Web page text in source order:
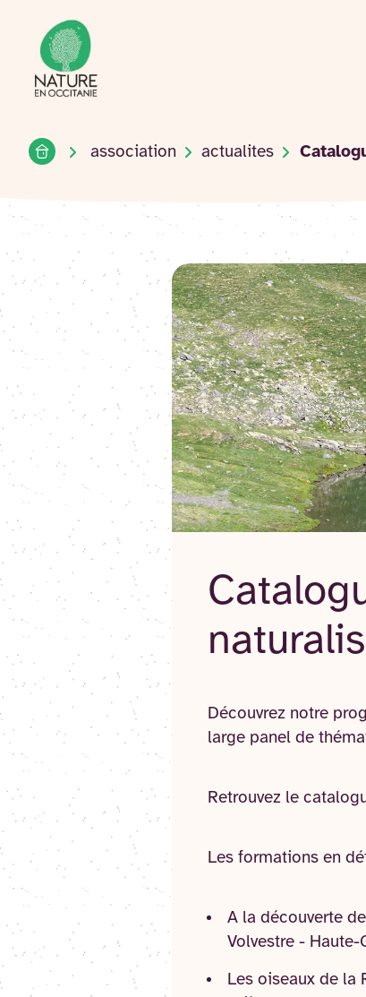
Accéder
au
contenu
Accueil du site
Accueilassociation actualites
Découvrez notre
large panel de
Retrouvez le
Les formations en
A la découverte
Volvestre -
Les oiseaux de la